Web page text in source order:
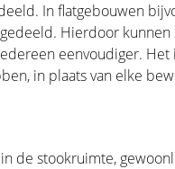
In flatgebouwen
Hierdoor
eenvoudiger. Het
in plaats van elke
de stookruimte,